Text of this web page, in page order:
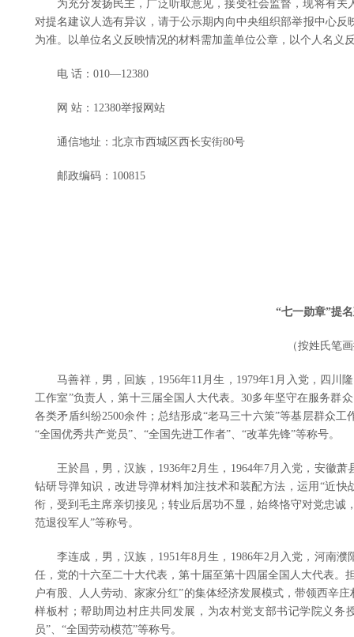
为充分发扬民主，广泛听取意见，接受社会监督，现将有关
对提名建议人选有异议，请于公示期内向中央组织部举报中心
为准。以单位名义反映情况的材料需加盖单位公章，以个人名义
电 话：010—12380
网 站：12380举报网站
通信地址：北京市西城区西长安街80号
邮政编码：100815
“七一勋章”提
（按姓氏笔
马善祥，男，回族，1956年11月生，1979年1月入党，四川
工作室”负责人，第十三届全国人大代表。30多年坚守在服务群
各类矛盾纠纷2500余件；总结形成“老马三十六策”等基层群众
“全国优秀共产党员”、“全国先进工作者”、“改革先锋”等称号。
王於昌，男，汉族，1936年2月生，1964年7月入党，安徽萧
钻研导弹知识，改进导弹材料加注技术和装配方法，运用“近
衔，受到毛主席亲切接见；转业后居功不显，始终恪守对党忠诚
范退役军人”等称号。
李连成，男，汉族，1951年8月生，1986年2月入党，河南濮
任，党的十六至二十大代表，第十届至第十四届全国人大代表。
户有股、人人劳动、家家分红”的集体经济发展模式，带领西辛
样板村；帮助周边村庄共同发展，为农村党支部书记学院义务
员”、“全国劳动模范”等称号。